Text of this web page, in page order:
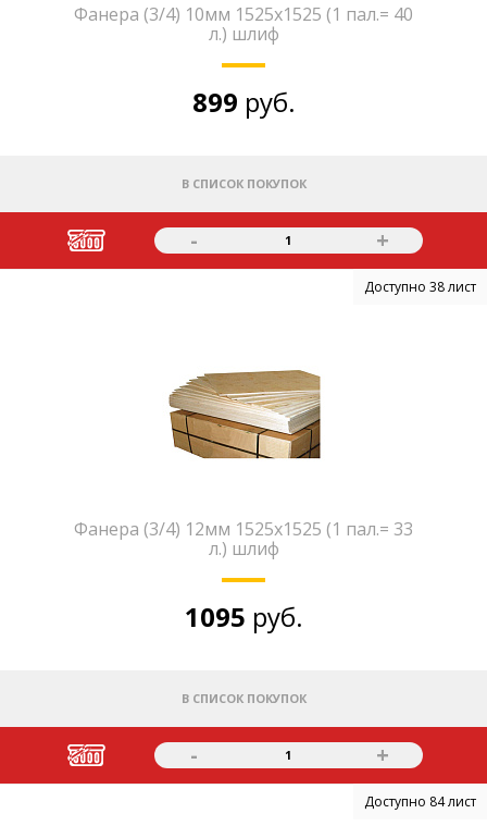
Фанера (3/4) 10мм 1525х1525 (1 пал.= 40
л.) шлиф
899 руб.
В СПИСОК ПОКУПОК
- 1 +
Доступно 38 лист
Фанера (3/4) 12мм 1525х1525 (1 пал.= 33
л.) шлиф
1095 руб.
В СПИСОК ПОКУПОК
- 1 +
Доступно 84 лист